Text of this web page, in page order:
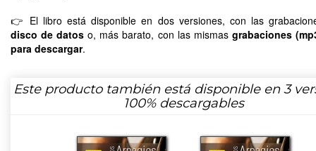
👉 El libro está disponible en dos versiones, con las
disco de datos o, más barato, con las mismas grabaciones
para descargar.
Este producto también está disponible en 3
100% descargables